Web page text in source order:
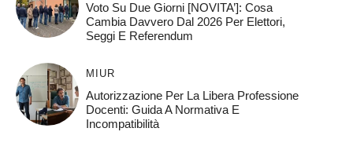
Voto Su Due Giorni [NOVITA’]: Cosa
Cambia Davvero Dal 2026 Per Elettori,
Seggi E Referendum
MIUR
Autorizzazione Per La Libera Professione
Docenti: Guida A Normativa E
Incompatibilità